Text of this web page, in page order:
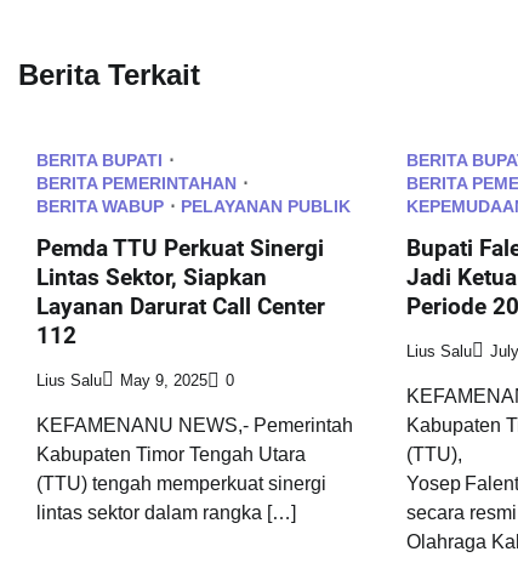
Berita Terkait
BERITA BUPATI
BERITA PEMERINTAHAN
BERITA WABUP
PELAYANAN PUBLIK
Pemda TTU Perkuat Sinergi
Lintas Sektor, Siapkan
Layanan Darurat Call Center
112
Lius Salu May 9, 2025 0
KEFAMENANU NEWS,- Pemerintah
Kabupaten Timor Tengah Utara
(TTU) tengah memperkuat sinergi
lintas sektor dalam rangka […]
BERITA
BERITA
Bupati
Jadi
Periode
Lius Salu
Kabupaten
(TTU),
Yosep
secara
Olahraga